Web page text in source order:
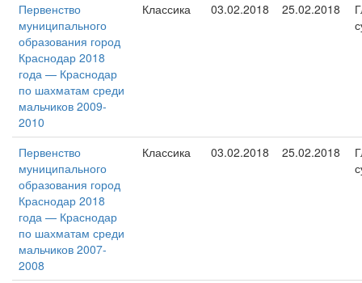
Первенство
муниципального
образования город
Краснодар 2018
года — Краснодар
по шахматам среди
мальчиков 2009-
2010
Классика 03.02.2018 25.02.2018
Первенство
муниципального
образования город
Краснодар 2018
года — Краснодар
по шахматам среди
мальчиков 2007-
2008
Классика 03.02.2018 25.02.2018